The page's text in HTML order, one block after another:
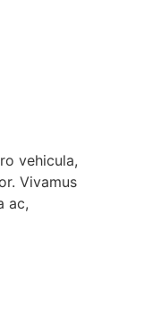
vehicula,
Vivamus
ac,